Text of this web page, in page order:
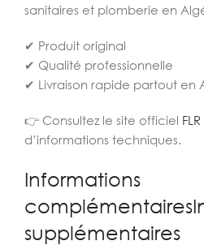
sanitaires et plomberie en
✔ Produit original
✔ Qualité professionnelle
✔ Livraison rapide partout en
👉 Consultez le site officiel FLR
d’informations techniques.
Informations
supplémentaires